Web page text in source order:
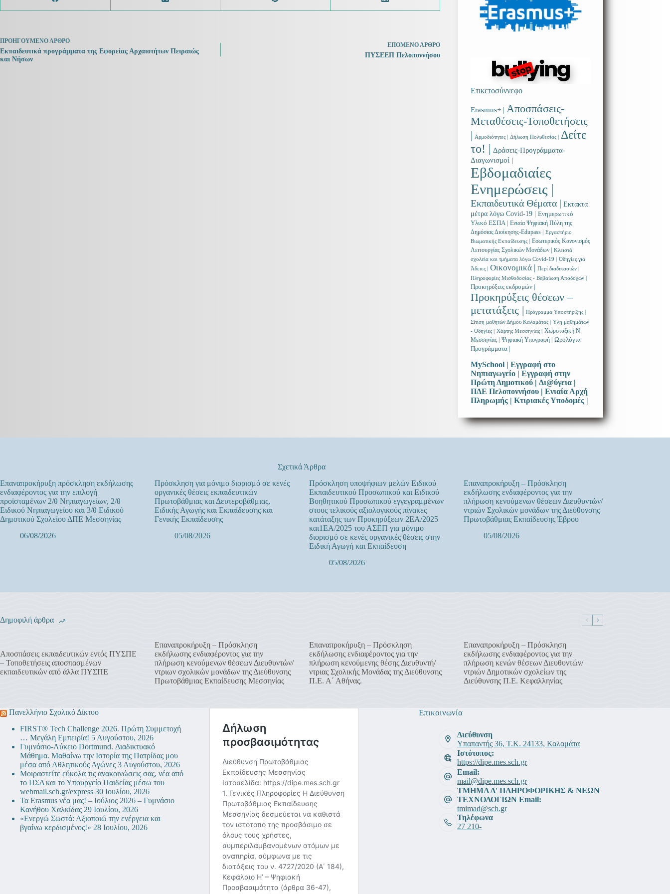
ΠΡΟΗΓΟΎΜΕΝΟΆΡΘΡΟ
Εκπαιδευτικά προγράμματα της Εφορείας Αρχαιοτήτων Πειραιώς
και Νήσων
ΕΠΌΜΕΝΟΆΡΘΡΟ
ΠΥΣΕΕΠ Πελοποννήσου
Ετικετοσύννεφο
Erasmus+ | Αποσπάσεις-
Μεταθέσεις-Τοποθετήσεις
| Αρμοδιότητες | Δήλωση Πολυθεσίας |
Δείτε
το! | Δράσεις-Προγράμματα-
Διαγωνισμοί |
Εβδομαδιαίες
Ενημερώσεις |
Εκπαιδευτικά Θέματα | Εκτακτα
μέτρα λόγω Covid-19 | Ενημερωτικό
Υλικό ΕΣΠΑ | Ενιαία Ψηφιακή Πύλη της
Δημόσιας Διοίκησης-Edupass |
Εργαστήριο
Βιωματικής Εκπαίδευσης |
Εσωτερικός Κανονισμός
Λειτουργίας Σχολικών Μονάδων |
Κλειστά
σχολεία και τμήματα λόγω Covid-19 |
Οδηγίες για
Άδειες |
Οικονομικά | Περί διαδικασιών |
Πληροφορίες Μισθοδοσίας - Βεβαίωση Αποδοχών |
Προκηρύξεις εκδρομών |
Προκηρύξεις θέσεων –
μετατάξεις | Πρόγραμμα Υποστήριξης |
Σίτιση μαθητών Δήμου Καλαμάτας |
Υλη μαθημάτων
- Οδηγίες |
Χάρτης Μεσσηνίας |
Χωροταξική Ν.
Μεσσηνίας |
Ψηφιακή Υπογραφή |
Ωρολόγια
Προγράμματα |
MySchool | Εγγραφή στο
Νηπιαγωγείο | Εγγραφή στην
Πρώτη Δημοτικού | Δι@ύγεια |
ΠΔΕ Πελοποννήσου | Ενιαία Αρχή
Πληρωμής | Κτιριακές Υποδομές |
Σχετικά Άρθρα
Επαναπροκήρυξη πρόσκληση εκδήλωσης
ενδιαφέροντος για την επιλογή
προϊσταμένων 2/θ Νηπιαγωγείων, 2/θ
Ειδικού Νηπιαγωγείου και 3/θ Ειδικού
Δημοτικού Σχολείου ΔΠΕ Μεσσηνίας
06/08/2026
Πρόσκληση για μόνιμο διορισμό σε κενές
οργανικές θέσεις εκπαιδευτικών
Πρωτοβάθμιας και Δευτεροβάθμιας,
Ειδικής Αγωγής και Εκπαίδευσης και
Γενικής Εκπαίδευσης
05/08/2026
Πρόσκληση υποψήφιων μελών Ειδικού
Εκπαιδευτικού Προσωπικού και Ειδικού
Βοηθητικού Προσωπικού εγγεγραμμένων
στους τελικούς αξιολογικούς πίνακες
κατάταξης των Προκηρύξεων 2ΕΑ/2025
και1ΕΑ/2025 του ΑΣΕΠ για μόνιμο
διορισμό σε κενές οργανικές θέσεις στην
Ειδική Αγωγή και Εκπαίδευση
05/08/2026
Επαναπροκήρυξη – Πρόσκληση
εκδήλωσης ενδιαφέροντος για την
πλήρωση κενούμενων θέσεων Διευθυντών/
ντριών Σχολικών μονάδων της Διεύθυνσης
Πρωτοβάθμιας Εκπαίδευσης Έβρου
05/08/2026
Δημοφιλή άρθρα
Αποσπάσεις εκπαιδευτικών εντός ΠΥΣΠΕ
– Τοποθετήσεις αποσπασμένων
εκπαιδευτικών από άλλα ΠΥΣΠΕ
Επαναπροκήρυξη – Πρόσκληση
εκδήλωσης ενδιαφέροντος για την
πλήρωση κενούμενων θέσεων Διευθυντών/
ντριων σχολικών μονάδων της Διεύθυνσης
Πρωτοβάθμιας Εκπαίδευσης Μεσσηνίας
Επαναπροκήρυξη – Πρόσκληση
εκδήλωσης ενδιαφέροντος για την
πλήρωση κενούμενης θέσης Διευθυντή/
ντριας Σχολικής Μονάδας της Διεύθυνσης
Π.Ε. Α΄ Αθήνας.
Επαναπροκήρυξη – Πρόσκληση
εκδήλωσης ενδιαφέροντος για την
πλήρωση κενών θέσεων Διευθυντών/
ντριών Δημοτικών σχολείων της
Διεύθυνσης Π.Ε. Κεφαλληνίας
Πανελλήνιο Σχολικό Δίκτυο
FIRST® Tech Challenge 2026. Πρώτη Συμμετοχή
… Μεγάλη Εμπειρία! 5 Αυγούστου, 2026
Γυμνάσιο-Λύκειο Dortmund. Διαδικτυακό
Μάθημα. Μαθαίνω την Ιστορία της Πατρίδας μου
μέσα από Αθλητικούς Αγώνες 3 Αυγούστου, 2026
Μοιραστείτε εύκολα τις ανακοινώσεις σας, νέα από
το ΠΣΔ και το Υπουργείο Παιδείας μέσω του
webmail.sch.gr/express 30 Ιουλίου, 2026
Τα Erasmus νέα μας! – Ιούλιος 2026 – Γυμνάσιο
Κανήθου Χαλκίδας 29 Ιουλίου, 2026
«Ενεργώ Σωστά: Αξιοποιώ την ενέργεια και
βγαίνω κερδισμένος!» 28 Ιουλίου, 2026
Επικοινωνία
Διεύθυνση
Υπαπαντής 36, Τ.Κ. 24133, Καλαμάτα
Ιστότοπος:
https://dipe.mes.sch.gr
Email:
mail@dipe.mes.sch.gr
ΤΜΗΜΑ Δ' ΠΛΗΡΟΦΟΡΙΚΗΣ & ΝΕΩΝ
ΤΕΧΝΟΛΟΓΙΩΝ Email:
tmimad@sch.gr
Τηλέφωνα
27 210-